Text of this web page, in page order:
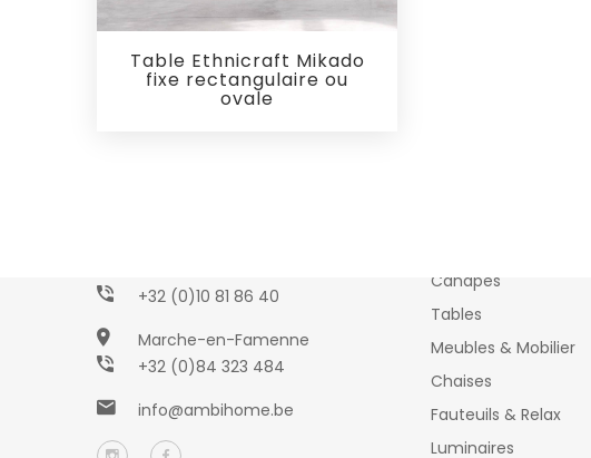
Table Ethnicraft Mikado
fixe rectangulaire ou
ovale
+32 (0)10 81 86 40
Marche-en-Famenne
+32 (0)84 323 484
info@ambihome.be
Canapés
Tables
Meubles & Mobilier
Chaises
Fauteuils & Relax
Luminaires